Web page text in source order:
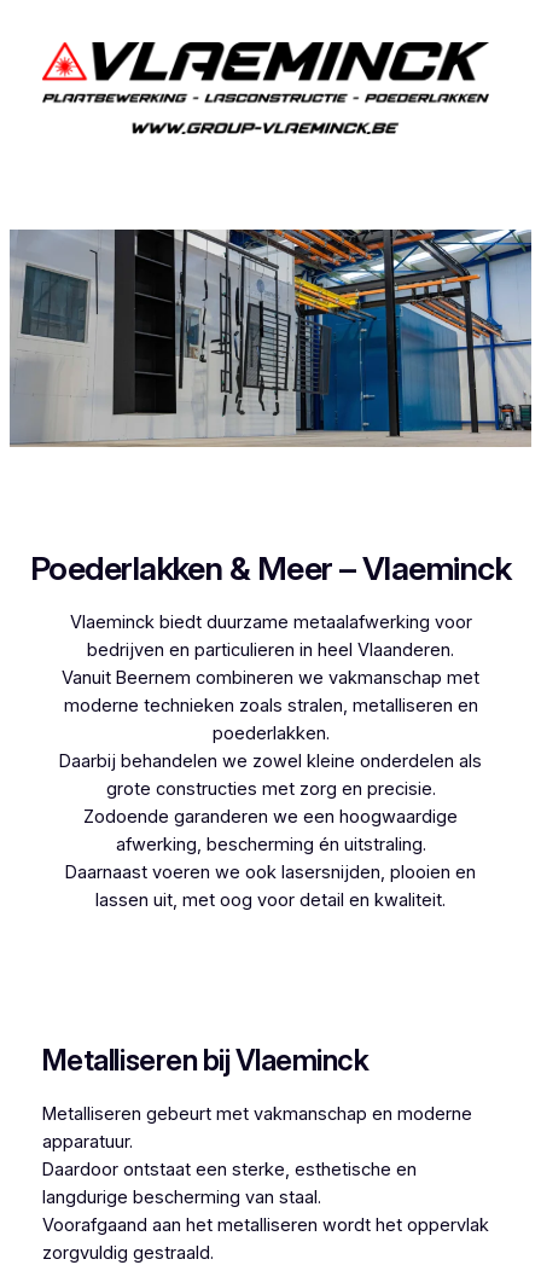
Poederlakken & Meer – Vlaeminck
Vlaeminck biedt duurzame metaalafwerking voor
bedrijven en particulieren in heel Vlaanderen.
Vanuit Beernem combineren we vakmanschap met
moderne technieken zoals stralen, metalliseren en
poederlakken.
Daarbij behandelen we zowel kleine onderdelen als
grote constructies met zorg en precisie.
Zodoende garanderen we een hoogwaardige
afwerking, bescherming én uitstraling.
Daarnaast voeren we ook lasersnijden, plooien en
lassen uit, met oog voor detail en kwaliteit.
Metalliseren bij Vlaeminck
Metalliseren gebeurt met vakmanschap en moderne
apparatuur.
Daardoor ontstaat een sterke, esthetische en
langdurige bescherming van staal.
Voorafgaand aan het metalliseren wordt het oppervlak
zorgvuldig gestraald.